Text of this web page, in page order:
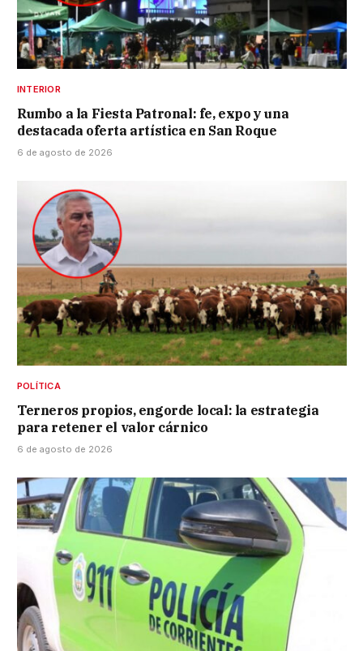
INTERIOR
Rumbo a la Fiesta Patronal: fe, expo y una
destacada oferta artística en San Roque
6 de agosto de 2026
POLÍTICA
Terneros propios, engorde local: la estrategia
para retener el valor cárnico
6 de agosto de 2026